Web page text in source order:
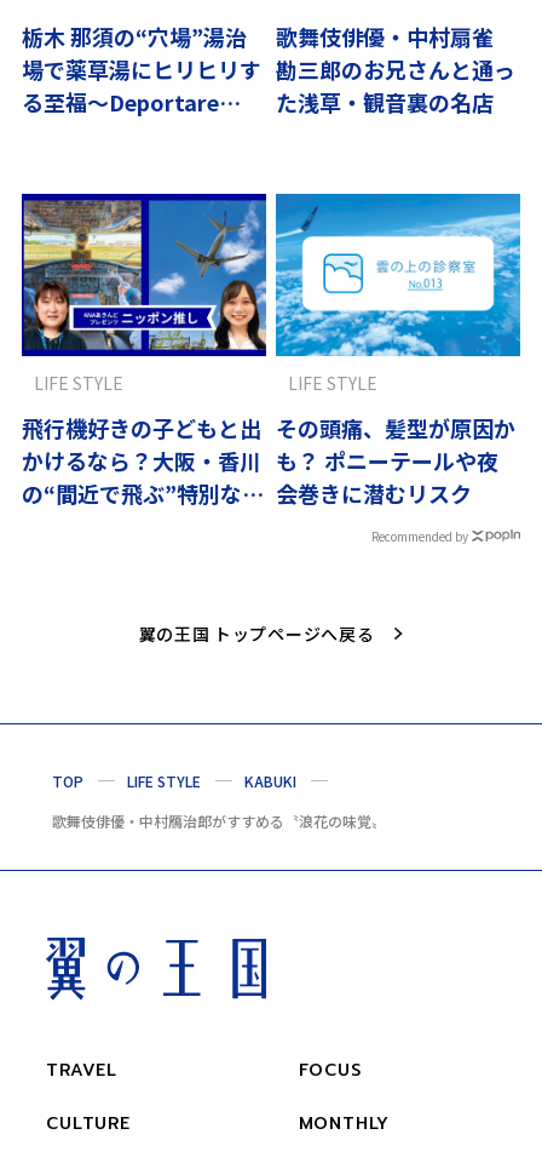
栃木 那須の“穴場”湯治
場で薬草湯にヒリヒリす
る至福〜Deportare
歌舞伎俳優・中村扇雀
勘三郎のお兄さんと通っ
た浅草・観音裏の名店
飛行機好きの子どもと出
かけるなら？大阪・香川
の“間近で飛ぶ”特別な体
LIFE STYLE
その頭痛、髪型が原因か
も？ ポニーテールや夜
会巻きに潜むリスク
LIFE STYLE
Recommended by
翼の王国 トップページへ戻る
TOP LIFE STYLE
KABUKI
歌舞伎俳優・中村鴈治郎がすすめる〝浪花の味覚〟
TRAVEL
CULTURE
FOCUS
MONTHLY